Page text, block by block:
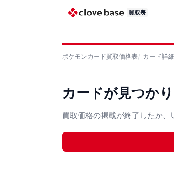
買取表
ポケモンカード買取価格表 カード詳細
カードが見つか
買取価格の掲載が終了したか、